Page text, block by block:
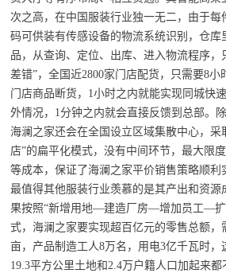
次之高，在中国服装行业独一无二，由于每
码可供装有传感设备的物流系统识别，仓库
品，从查询、定位、出库、进入物流程序，
差错”，全国近2800家门店配货，只需要8
门店商品断货，1小时之内就能实现同城快
外情况，1分钟之内就会直接反馈到总部。
海澜之家还会在全国设立区域集散中心，
店”的扁平化模式，没有中间环节，最大限
等成本，保证了海澜之家平价销售策略
最值得其他服装行业羡慕的是其产出和资
果按照“新增用地—建造厂房—增加员工—扩
式，海澜之家要实现超百亿元的零售总额，
亩，产品制造工人8万名，用电3亿千瓦时，
19.3平方公里土地和2.4万户籍人口加起来